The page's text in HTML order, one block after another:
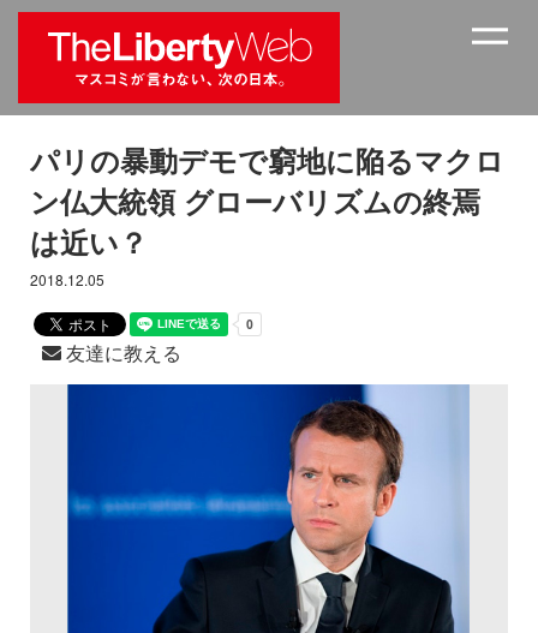
パリの暴動デモで窮地に陥るマクロ
ン仏大統領 グローバリズムの終焉
は近い？
2018.12.05
友達に教える